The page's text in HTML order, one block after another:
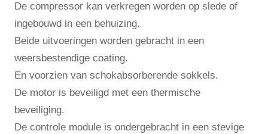
De compressor kan verkregen worden op slede of
ingebouwd in een behuizing.
Beide uitvoeringen worden gebracht in een
weersbestendige coating.
En voorzien van schokabsorberende sokkels.
De motor is beveiligd met een thermische
beveiliging.
De controle module is ondergebracht in een stevige